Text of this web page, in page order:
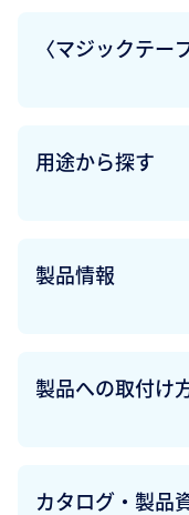
〈マジックテー
用途から探す
製品情報
製品への取付け
カタログ・製品